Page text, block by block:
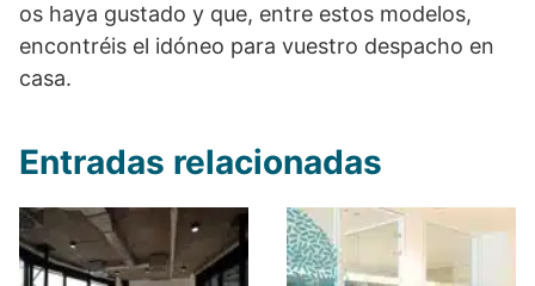
os haya gustado y que, entre estos modelos,
encontréis el idóneo para vuestro despacho en
casa.
Entradas relacionadas